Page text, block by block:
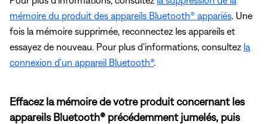
mémoire du produit des appareils Bluetooth® appariés . Une
fois la mémoire supprimée, reconnectez les appareils et
essayez de nouveau. Pour plus d'informations, consultez la
connexion d'un appareil Bluetooth®.
Effacez la mémoire de votre produit concernant les
appareils Bluetooth® précédemment jumelés, puis